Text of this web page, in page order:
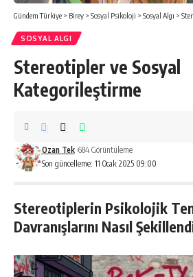
Gündem Türkiye > Birey > Sosyal Psikoloji > Sosyal Algı >
SOSYAL ALGI
Stereotipler ve Sosyal
Kategorileştirme
Son güncelleme: 11 Ocak 2025 09:00
Ozan Tek 684 Görüntüleme
Stereotiplerin Psikolojik
Davranışlarını Nasıl